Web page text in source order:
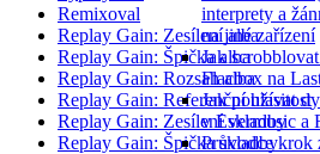
interprety a
na jiné zařízení
Jak
Flacbox na
Jak používat
v Evermusic a
Průvodce krok
Remixoval
Replay Gain: Zesílení alba
Replay Gain: Špička alba
Replay Gain: Rozsah alba
Replay Gain: Referenční hlasitost
Replay Gain: Zesílení skladby
Replay Gain: Špička skladby